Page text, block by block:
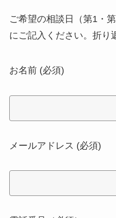
ご希望の相談日（第1・
にご記入ください。折り
お名前 (必須)
メールアドレス (必須)